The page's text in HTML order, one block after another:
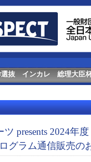
抜 インカレ 総理大臣
ツ presents 2024年
グラム通信販売の